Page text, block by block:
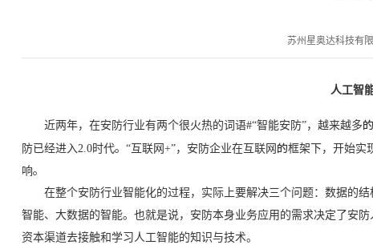
苏州星奥达科技有
人工智
近两年，在安防行业有两个很火热的词语#“智能安防”，越来越多
防已经进入2.0时代。“互联网+”，安防企业在互联网的框架下，开始
响。
在整个安防行业智能化的过程，实际上要解决三个问题：数据的结
智能、大数据的智能。也就是说，安防本身业务应用的需求决定了安
资本渠道去接触和学习人工智能的知识与技术。